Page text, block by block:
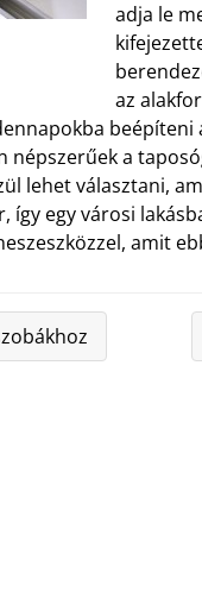
adja le
az
népszerűek a
lehet választani,
így egy városi
amit